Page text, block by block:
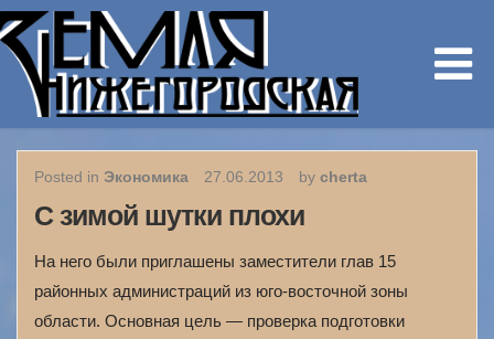
Posted in Экономика 27.06.2013 by cherta
С зимой шутки плохи
На него были приглашены заместители глав 15
районных администраций из юго-восточной зоны
области. Основная цель — проверка подготовки